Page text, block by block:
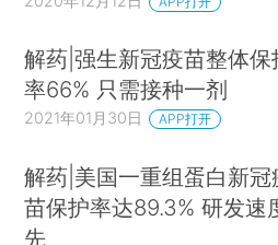
解药|强生新冠疫苗整体保
率66% 只需接种一剂
2021年01月30日 APP打开
解药|美国一重组蛋白新冠
苗保护率达89.3% 研发速
先